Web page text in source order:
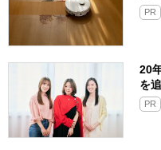
PR
20
を
PR